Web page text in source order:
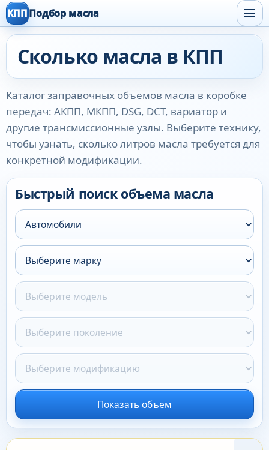
КПППодбор масла
Сколько масла в КПП
Каталог заправочных объемов масла в коробке
передач: АКПП, МКПП, DSG, DCT, вариатор и
другие трансмиссионные узлы. Выберите технику,
чтобы узнать, сколько литров масла требуется для
конкретной модификации.
Быстрый поиск объема масла
Показать объем